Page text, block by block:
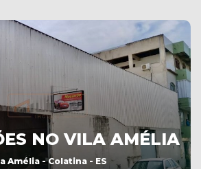
NO VILA AMÉLIA
Amélia - Colatina - ES